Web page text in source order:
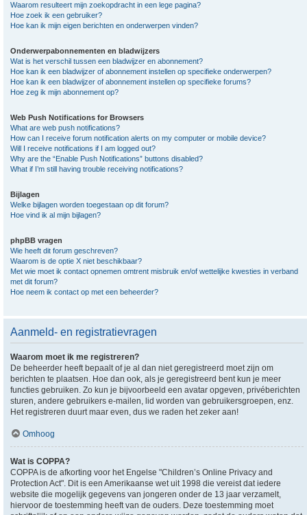
Waarom resulteert mijn zoekopdracht in een lege pagina?
Hoe zoek ik een gebruiker?
Hoe kan ik mijn eigen berichten en onderwerpen vinden?
Onderwerpabonnementen en bladwijzers
Wat is het verschil tussen een bladwijzer en abonnement?
Hoe kan ik een bladwijzer of abonnement instellen op specifieke onderwerpen?
Hoe kan ik een bladwijzer of abonnement instellen op specifieke forums?
Hoe zeg ik mijn abonnement op?
Web Push Notifications for Browsers
What are web push notifications?
How can I receive forum notification alerts on my computer or mobile device?
Will I receive notifications if I am logged out?
Why are the “Enable Push Notifications” buttons disabled?
What if I’m still having trouble receiving notifications?
Bijlagen
Welke bijlagen worden toegestaan op dit forum?
Hoe vind ik al mijn bijlagen?
phpBB vragen
Wie heeft dit forum geschreven?
Waarom is de optie X niet beschikbaar?
Met wie moet ik contact opnemen omtrent misbruik en/of wettelijke kwesties in verband
met dit forum?
Hoe neem ik contact op met een beheerder?
Aanmeld- en registratievragen
Waarom moet ik me registreren?
De beheerder heeft bepaalt of je al dan niet geregistreerd moet zijn om
berichten te plaatsen. Hoe dan ook, als je geregistreerd bent kun je meer
functies gebruiken. Zo kun je bijvoorbeeld een avatar opgeven, privéberichten
sturen, andere gebruikers e-mailen, lid worden van gebruikersgroepen, enz.
Het registreren duurt maar even, dus we raden het zeker aan!
Omhoog
Wat is COPPA?
COPPA is de afkorting voor het Engelse "Children’s Online Privacy and
Protection Act". Dit is een Amerikaanse wet uit 1998 die vereist dat iedere
website die mogelijk gegevens van jongeren onder de 13 jaar verzamelt,
hiervoor de toestemming heeft van de ouders. Deze toestemming moet